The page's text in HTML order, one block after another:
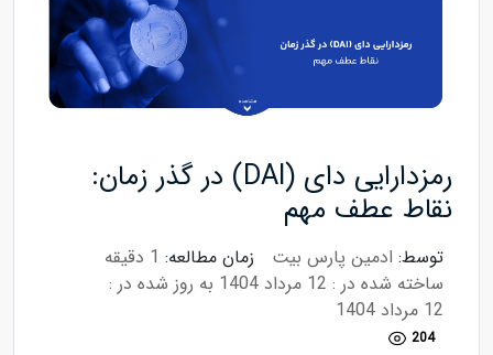
رمزدارایی دای (DAI) در گذر زمان:
نقاط عطف مهم
توسط: ادمین پارس بیت زمان مطالعه: 1 دقیقه
ساخته شده در : 12 مرداد 1404
به روز شده در :
12 مرداد 1404
204